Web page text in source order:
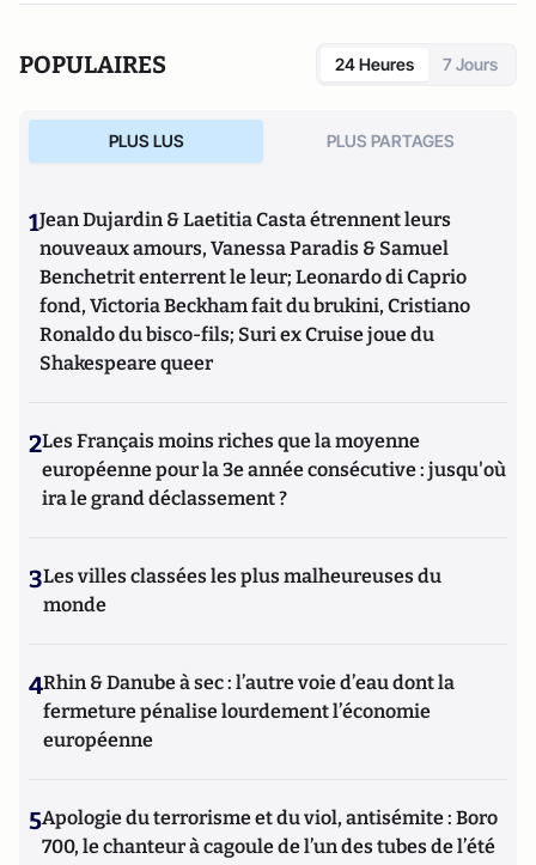
POPULAIRES 24 Heures 7 Jours
PLUS LUS PLUS PARTAGES
1Jean Dujardin & Laetitia Casta étrennent leurs
nouveaux amours, Vanessa Paradis & Samuel
Benchetrit enterrent le leur; Leonardo di Caprio
fond, Victoria Beckham fait du brukini, Cristiano
Ronaldo du bisco-fils; Suri ex Cruise joue du
Shakespeare queer
2Les Français moins riches que la moyenne
européenne pour la 3e année consécutive : jusqu'où
ira le grand déclassement ?
3Les villes classées les plus malheureuses du
monde
4Rhin & Danube à sec : l’autre voie d’eau dont la
fermeture pénalise lourdement l’économie
européenne
5Apologie du terrorisme et du viol, antisémite : Boro
700, le chanteur à cagoule de l’un des tubes de l’été